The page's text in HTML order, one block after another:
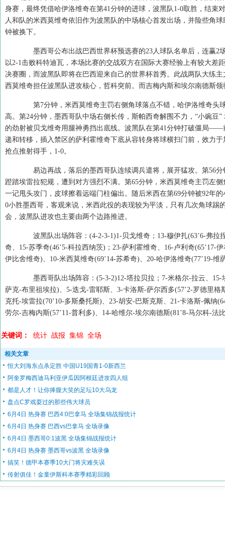
身赛，最终凭借哈伊洛维奇在第41分钟的进球，波黑队1-0取胜，结束
人和队的米西莫维奇依旧作为波黑队的中场核心首发出场，并险些角
钟被换下。
墨西哥公布出战巴西世界杯预选赛的23人球队名单后，连赢2
以2-1击败科特迪瓦，本场比赛的交战双方在国际大赛经验上有较大差
决赛圈，而波黑队即将在巴西迎来自己的世界杯首秀。此战两队大练
西莫维奇担任波黑队进攻核心，哲科突前。而吉梅内斯和埃尔南德斯
第7分钟，米西莫维奇主罚右侧角球落点不错，哈伊洛维奇头
高。第24分钟，墨西哥队中场右侧长传，斯帕西奇解围不力，“小豌豆
的劲射被贝戈维奇用腿神勇挡出底线。波黑队在第41分钟打破僵局——
递和转移，插入禁区的萨利霍维奇下底从容转身将球横扫门前，效力
抢点推射得手，1-0。
易边再战，落后的墨西哥队连续调兵遣将，展开猛攻。第56分
蹬踏埃雷拉犯规，遭到对方强烈不满。第65分钟，米西莫维奇主罚左
一记甩头攻门，皮球擦着远端门柱偏出。随后米西在第69分钟被92年
0小胜墨西哥，客观来说，米西此役的表现较为平淡，只有几次角球踢
会，波黑队进攻也主要由两个边路推进。
波黑队出场阵容：(4-2-3-1)1-贝戈维奇；13-穆伊扎(63’6-弗拉
奇、15-苏季奇(46’5-科拉西纳茨)；23-萨利霍维奇、16-卢利奇(65’17-
伊比舍维奇)、10-米西莫维奇(69’14-苏希奇)、20-哈伊洛维奇(77’19-维
墨西哥队出场阵容：(5-3-2)12-塔拉贝拉；7-米格尔-拉云、15-
萨克-布里祖埃拉)、5-迭戈-雷耶斯、3-卡洛斯-萨尔西多(57’2-罗德里格
克托-埃雷拉(70’10-多斯桑托斯)、23-胡安-巴斯克斯、21-卡洛斯-佩纳
劳尔-吉梅内斯(57’11-普利多)、14-哈维尔-埃尔南德斯(81’8-马尔科-法
关键词： 统计 战报 集锦 全场
相关文章
恒大刘海东点杀定胜 中国U19国青1-0新西兰
阿奎罗梅西迪马利亚伊瓜因阿根廷进攻四人组
都是人才！让你捧腹大笑的足坛10大乌龙
盘点C罗戏耍过的那些伟大球员
6月4日 热身赛 巴西4:0巴拿马 全场集锦战报统计
6月4日 热身赛 巴西vs巴拿马 全场录像
6月4日 墨西哥0:1波黑 全场集锦战报统计
6月4日 热身赛 墨西哥vs波黑 全场录像
搞笑！德甲本赛季10大门将灾难失误
传射俱佳！金童伊斯科本赛季精彩回顾